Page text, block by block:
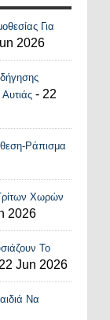
Recent Posts Widget
Για
2026
- 22
Ράπισμα
Χωρών
2026
Το
Jun 2026
Να